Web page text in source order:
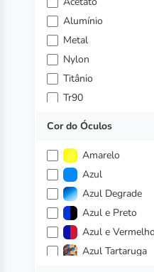
Alumínio
Metal
Nylon
Titânio
Tr90
Cor do Óculos
Amarelo
Azul
Azul Degrade
Azul e Preto
Azul e Vermelho
Azul Tartaruga